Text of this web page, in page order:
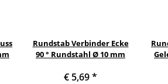
Rundstab Verbinder Ecke
90 ° Rundstahl Ø 10 mm
€ 5,69*